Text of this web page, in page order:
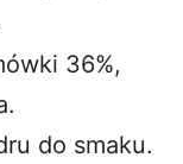
36%,
do smaku.